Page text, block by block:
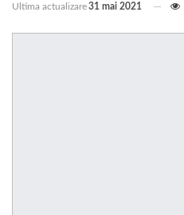
Ultima actualizare31 mai 2021